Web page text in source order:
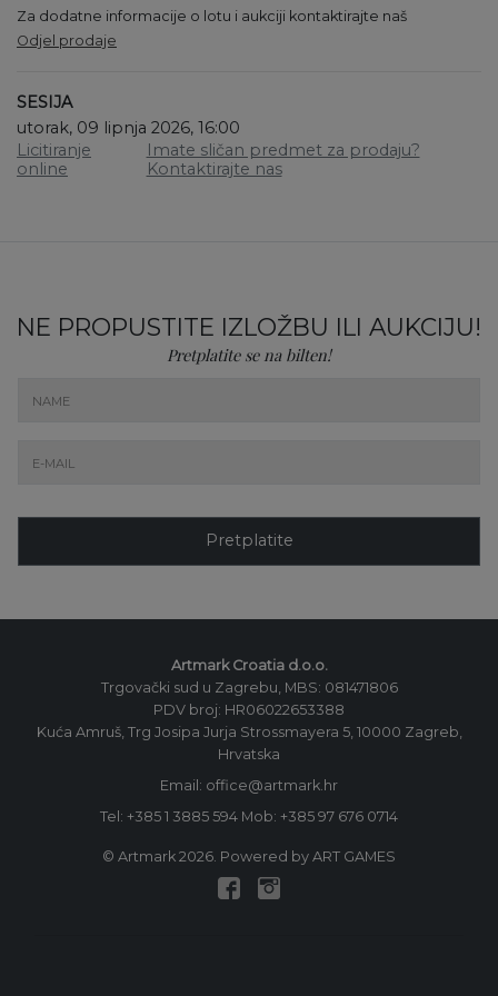
Za dodatne informacije o lotu i aukciji kontaktirajte naš
Odjel prodaje
SESIJA
utorak, 09 lipnja 2026, 16:00
Licitiranje
online
Imate sličan predmet za prodaju?
Kontaktirajte nas
NE PROPUSTITE IZLOŽBU ILI AUKCIJU!
Pretplatite se na bilten!
Pretplatite
Artmark Croatia d.o.o.
Trgovački sud u Zagrebu, MBS: 081471806
PDV broj: HR06022653388
Kuća Amruš, Trg Josipa Jurja Strossmayera 5, 10000 Zagreb,
Hrvatska
Email: office@artmark.hr
Tel: +385 1 3885 594 Mob: +385 97 676 0714
© Artmark 2026. Powered by ART GAMES